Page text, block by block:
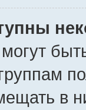
в